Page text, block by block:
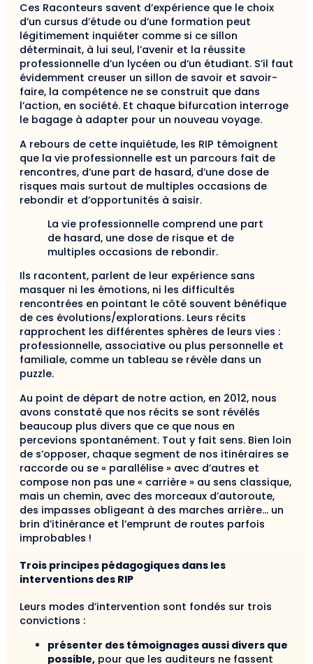
Ces Raconteurs savent d’expérience que le choix
d’un cursus d’étude ou d’une formation peut
légitimement inquiéter comme si ce sillon
déterminait, à lui seul, l’avenir et la réussite
professionnelle d’un lycéen ou d’un étudiant. S’il faut
évidemment creuser un sillon de savoir et savoir-
faire, la compétence ne se construit que dans
l’action, en société. Et chaque bifurcation interroge
le bagage à adapter pour un nouveau voyage.
A rebours de cette inquiétude, les RIP témoignent
que la vie professionnelle est un parcours fait de
rencontres, d’une part de hasard, d’une dose de
risques mais surtout de multiples occasions de
rebondir et d’opportunités à saisir.
La vie professionnelle comprend une part
de hasard, une dose de risque et de
multiples occasions de rebondir.
Ils racontent, parlent de leur expérience sans
masquer ni les émotions, ni les difficultés
rencontrées en pointant le côté souvent bénéfique
de ces évolutions/explorations. Leurs récits
rapprochent les différentes sphères de leurs vies :
professionnelle, associative ou plus personnelle et
familiale, comme un tableau se révèle dans un
puzzle.
Au point de départ de notre action, en 2012, nous
avons constaté que nos récits se sont révélés
beaucoup plus divers que ce que nous en
percevions spontanément. Tout y fait sens. Bien loin
de s’opposer, chaque segment de nos itinéraires se
raccorde ou se « parallélise » avec d’autres et
compose non pas une « carrière » au sens classique,
mais un chemin, avec des morceaux d’autoroute,
des impasses obligeant à des marches arrière… un
brin d’itinérance et l’emprunt de routes parfois
improbables !
Trois principes pédagogiques dans les
interventions des RIP
Leurs modes d’intervention sont fondés sur trois
convictions :
présenter des témoignages aussi divers que
possible, pour que les auditeurs ne fassent